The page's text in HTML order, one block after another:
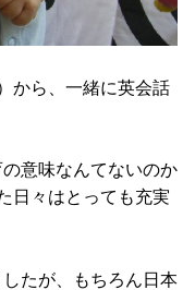
から、一緒に英会話
意味なんてないのか
日々はとっても充実
たが、もちろん日本